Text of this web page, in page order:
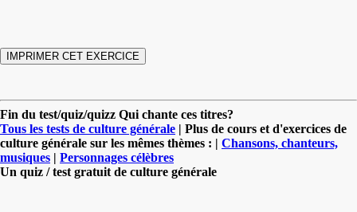
Fin du test/quiz/quizz Qui chante ces titres?
Tous les tests de culture générale | Plus de cours et d'exercices de
culture générale sur les mêmes thèmes : | Chansons, chanteurs,
musiques | Personnages célèbres
Un quiz / test gratuit de culture générale